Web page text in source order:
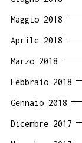
Maggio 2018
Aprile 2018
Marzo 2018
Febbraio 2018
Gennaio 2018
Dicembre 2017